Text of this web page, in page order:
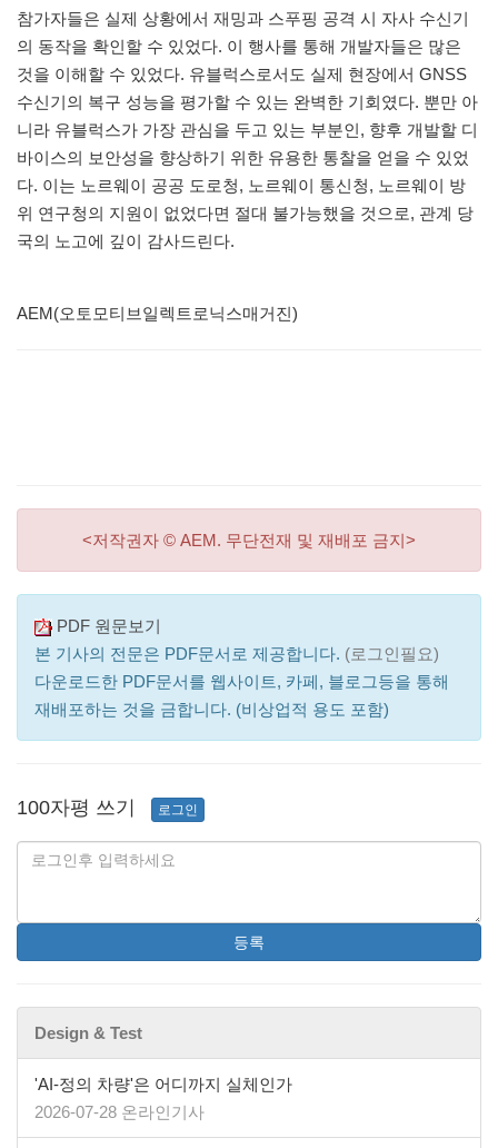
참가자들은 실제 상황에서 재밍과 스푸핑 공격 시 자사 수신기
의 동작을 확인할 수 있었다. 이 행사를 통해 개발자들은 많은
것을 이해할 수 있었다. 유블럭스로서도 실제 현장에서 GNSS
수신기의 복구 성능을 평가할 수 있는 완벽한 기회였다. 뿐만 아
니라 유블럭스가 가장 관심을 두고 있는 부분인, 향후 개발할 디
바이스의 보안성을 향상하기 위한 유용한 통찰을 얻을 수 있었
다. 이는 노르웨이 공공 도로청, 노르웨이 통신청, 노르웨이 방
위 연구청의 지원이 없었다면 절대 불가능했을 것으로, 관계 당
국의 노고에 깊이 감사드린다.
AEM(오토모티브일렉트로닉스매거진)
<저작권자 © AEM. 무단전재 및 재배포 금지>
PDF 원문보기
본 기사의 전문은 PDF문서로 제공합니다. (로그인필요)
다운로드한 PDF문서를 웹사이트, 카페, 블로그등을 통해
재배포하는 것을 금합니다. (비상업적 용도 포함)
100자평 쓰기 로그인
등록
Design & Test
'AI-정의 차량'은 어디까지 실체인가
2026-07-28 온라인기사